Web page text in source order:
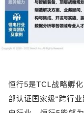
恒行5是TCL战略孵
部认证国家级“跨行